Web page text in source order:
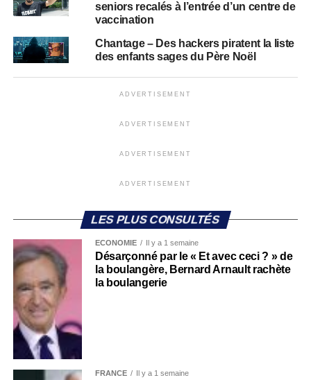
seniors recalés à l’entrée d’un centre de
vaccination
Chantage – Des hackers piratent la liste
des enfants sages du Père Noël
ADVERTISEMENT
ADVERTISEMENT
ADVERTISEMENT
ADVERTISEMENT
LES PLUS CONSULTÉS
ECONOMIE Il y a 1 semaine
Désarçonné par le « Et avec ceci ? » de
la boulangère, Bernard Arnault rachète
la boulangerie
FRANCE Il y a 1 semaine